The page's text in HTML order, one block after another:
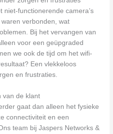
niet-functionerende camera’s
verbonden, wat
Bij het vervangen van
voor een geüpgraded
we ook de tijd om het wifi-
Een vlekkeloos
en frustraties.
van de klant
gaat dan alleen het fysieke
connectiviteit en een
team bij Jaspers Networks &